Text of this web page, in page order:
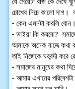
চোখের নিচে কালো
- কেন এমনটা করলি
- ভাইয়া কি করবো?
আমাকে অনেক বাজে কথা
তাই নিজেকে ঘরবন্দী করে
- সমাজের মানুষের কথা
- আমার এখানের